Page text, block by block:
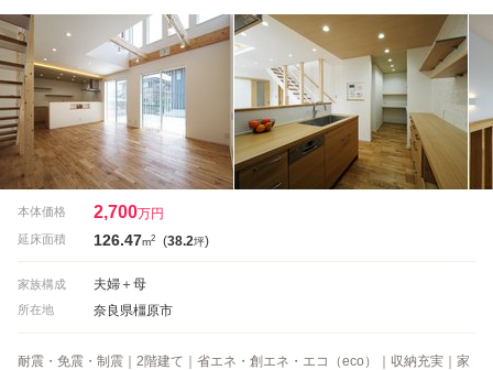
本体価格 2,700万円
延床面積 126.47m2 (38.2坪)
家族構成 夫婦＋母
所在地 奈良県橿原市
耐震・免震・制震｜2階建て｜省エネ・創エネ・エコ（eco）｜収納充実｜家